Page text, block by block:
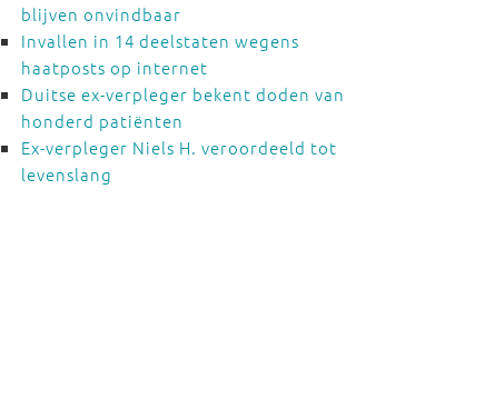
blijven onvindbaar
Invallen in 14 deelstaten wegens
haatposts op internet
Duitse ex-verpleger bekent doden van
honderd patiënten
Ex-verpleger Niels H. veroordeeld tot
levenslang